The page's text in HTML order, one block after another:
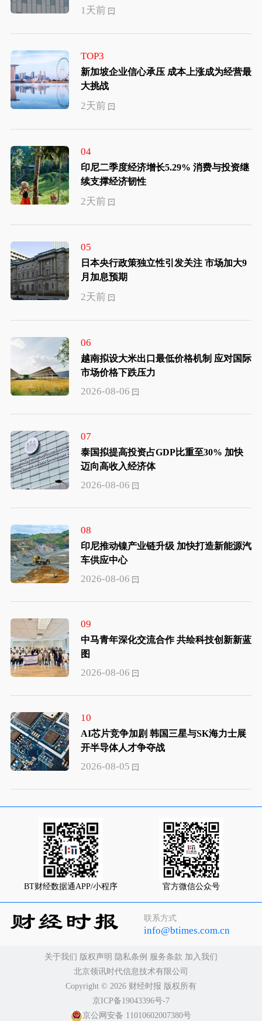
1天前
TOP3
新加坡企业信心承压 成本上涨成为经营最
大挑战
2天前
04
印尼二季度经济增长5.29% 消费与投资继
续支撑经济韧性
2天前
05
日本央行政策独立性引发关注 市场加大9
月加息预期
2天前
06
越南拟设大米出口最低价格机制 应对国际
市场价格下跌压力
2026-08-06
07
泰国拟提高投资占GDP比重至30% 加快
迈向高收入经济体
2026-08-06
08
印尼推动镍产业链升级 加快打造新能源汽
车供应中心
2026-08-06
09
中马青年深化交流合作 共绘科技创新新蓝
图
2026-08-06
10
AI芯片竞争加剧 韩国三星与SK海力士展
开半导体人才争夺战
2026-08-05
BT财经数据通APP/小程序 官方微信公众号
联系方式
info@btimes.com.cn
关于我们 版权声明 隐私条例 服务条款 加入我们
北京领讯时代信息技术有限公司
Copyright ©️ 2026 财经时报 版权所有
京ICP备19043396号-7
京公网安备 11010602007380号